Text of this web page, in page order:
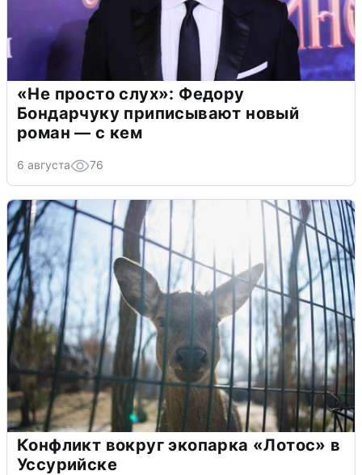
«Не просто слух»: Федору
Бондарчуку приписывают новый
роман — с кем
6 августа 76
Конфликт вокруг экопарка «Лотос» в
Уссурийске